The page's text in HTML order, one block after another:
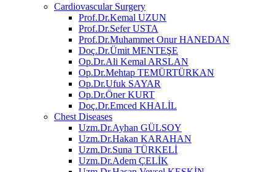
Cardiovascular Surgery
Prof.Dr.Kemal UZUN
Prof.Dr.Sefer USTA
Prof.Dr.Muhammet Onur HANEDAN
Doç.Dr.Ümit MENTEŞE
Op.Dr.Ali Kemal ARSLAN
Op.Dr.Mehtap TEMÜRTÜRKAN
Op.Dr.Ufuk SAYAR
Op.Dr.Öner KURT
Doç.Dr.Emced KHALİL
Chest Diseases
Uzm.Dr.Ayhan GÜLSOY
Uzm.Dr.Hakan KARAHAN
Uzm.Dr.Suna TÜRKELİ
Uzm.Dr.Adem ÇELİK